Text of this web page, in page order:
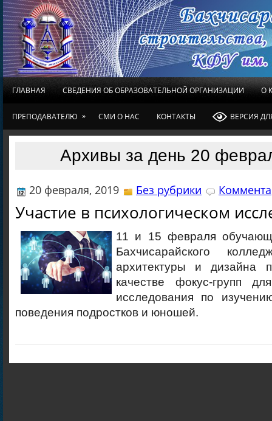
ГЛАВНАЯ СВЕДЕНИЯ ОБ ОБРАЗОВАТЕЛЬНОЙ ОРГАНИЗАЦИИ О
ПРЕПОДАВАТЕЛЮ » СМИ О НАС КОНТАКТЫ ВЕРСИЯ
Архивы за день 20
20 февраля, 2019 Без рубрики
Участие в психологическом
11 и 15 февраля
Бахчисарайского
архитектуры и дизайна
качестве фокус-групп
исследования по
поведения подростков и юношей.